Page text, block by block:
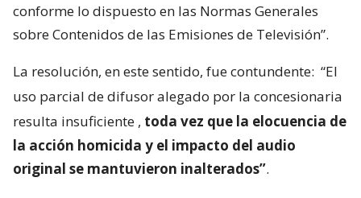
conforme lo dispuesto en las Normas Generales
sobre Contenidos de las Emisiones de Televisión”.
La resolución, en este sentido, fue contundente: “El
uso parcial de difusor alegado por la concesionaria
resulta insuficiente , toda vez que la elocuencia de
la acción homicida y el impacto del audio
original se mantuvieron inalterados”.